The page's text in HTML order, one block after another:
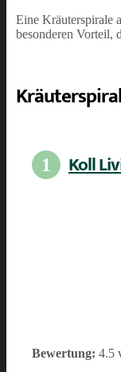
Eine Kräuterspirale
besonderen Vorteil,
1 Koll
Bewertung: 4.5